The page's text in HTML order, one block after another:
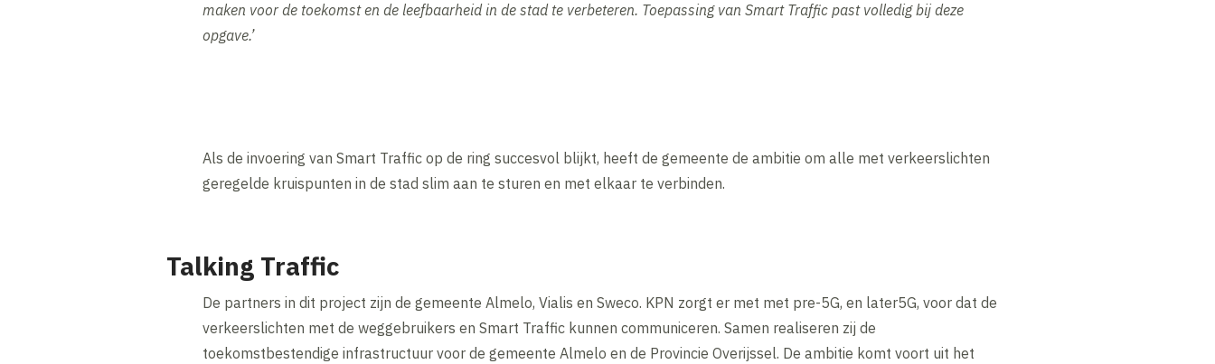
maken voor de toekomst en de leefbaarheid in de stad te verbeteren. Toepassing van Smart Traffic past volledig bij deze
opgave.’
Als de invoering van Smart Traffic op de ring succesvol blijkt, heeft de gemeente de ambitie om alle met verkeerslichten
geregelde kruispunten in de stad slim aan te sturen en met elkaar te verbinden.
Talking Traffic
De partners in dit project zijn de gemeente Almelo, Vialis en Sweco. KPN zorgt er met met pre-5G, en later5G, voor dat de
verkeerslichten met de weggebruikers en Smart Traffic kunnen communiceren. Samen realiseren zij de
toekomstbestendige infrastructuur voor de gemeente Almelo en de Provincie Overijssel. De ambitie komt voort uit het